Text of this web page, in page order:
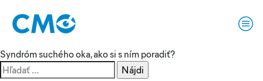
Značka:
Syndróm suchého oka, ako si s ním poradiť?
Hľadať: